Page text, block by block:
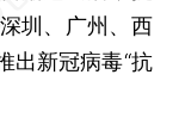
圳、广州、西
出新冠病毒“抗